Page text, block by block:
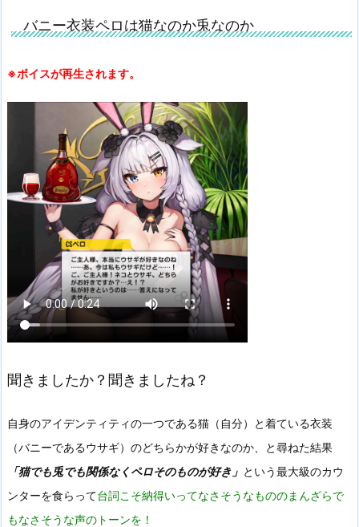
バニー衣装ペロは猫なのか兎なのか
※ボイスが再生されます。
聞きましたか？聞きましたね？
自身のアイデンティティの一つである猫（自分）と着ている衣装
（バニーであるウサギ）のどちらかが好きなのか、と尋ねた結果
「猫でも兎でも関係なくペロそのものが好き」 という最大級のカウ
ンターを食らって台詞こそ納得いってなさそうなもののまんざらで
もなさそうな声のトーンを！